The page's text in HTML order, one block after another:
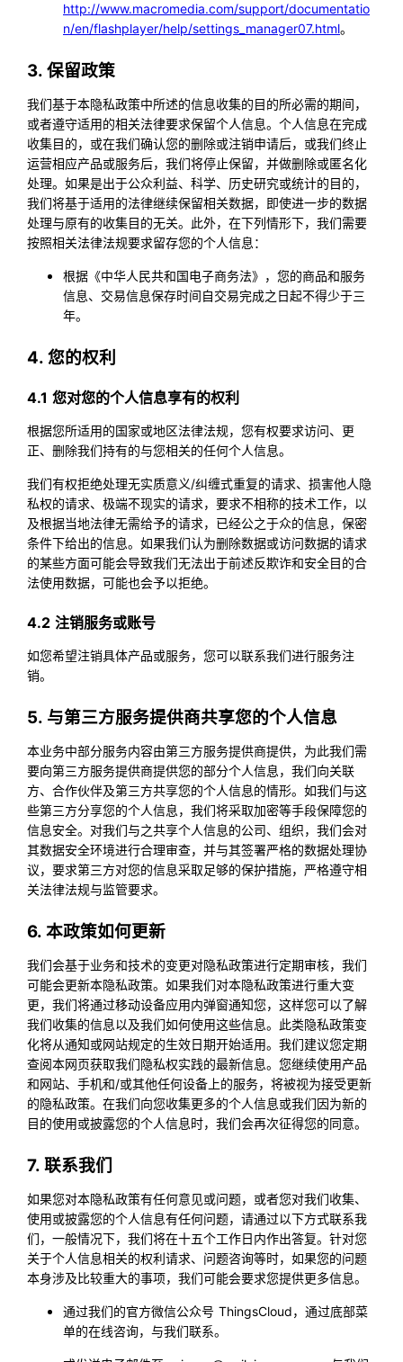
http://www.macromedia.com/support/documentatio
n/en/flashplayer/help/settings_manager07.html。
3. 保留政策
我们基于本隐私政策中所述的信息收集的目的所必需的期间，
或者遵守适用的相关法律要求保留个人信息。个人信息在完成
收集目的，或在我们确认您的删除或注销申请后，或我们终止
运营相应产品或服务后，我们将停止保留，并做删除或匿名化
处理。如果是出于公众利益、科学、历史研究或统计的目的，
我们将基于适用的法律继续保留相关数据，即使进一步的数据
处理与原有的收集目的无关。此外，在下列情形下，我们需要
按照相关法律法规要求留存您的个人信息：
根据《中华人民共和国电子商务法》，您的商品和服务
信息、交易信息保存时间自交易完成之日起不得少于三
年。
4. 您的权利
4.1 您对您的个人信息享有的权利
根据您所适用的国家或地区法律法规，您有权要求访问、更
正、删除我们持有的与您相关的任何个人信息。
我们有权拒绝处理无实质意义/纠缠式重复的请求、损害他人隐
私权的请求、极端不现实的请求，要求不相称的技术工作，以
及根据当地法律无需给予的请求，已经公之于众的信息，保密
条件下给出的信息。如果我们认为删除数据或访问数据的请求
的某些方面可能会导致我们无法出于前述反欺诈和安全目的合
法使用数据，可能也会予以拒绝。
4.2 注销服务或账号
如您希望注销具体产品或服务，您可以联系我们进行服务注
销。
5. 与第三方服务提供商共享您的个人信息
本业务中部分服务内容由第三方服务提供商提供，为此我们需
要向第三方服务提供商提供您的部分个人信息，我们向关联
方、合作伙伴及第三方共享您的个人信息的情形。如我们与这
些第三方分享您的个人信息，我们将采取加密等手段保障您的
信息安全。对我们与之共享个人信息的公司、组织，我们会对
其数据安全环境进行合理审查，并与其签署严格的数据处理协
议，要求第三方对您的信息采取足够的保护措施，严格遵守相
关法律法规与监管要求。
6. 本政策如何更新
我们会基于业务和技术的变更对隐私政策进行定期审核，我们
可能会更新本隐私政策。如果我们对本隐私政策进行重大变
更，我们将通过移动设备应用内弹窗通知您，这样您可以了解
我们收集的信息以及我们如何使用这些信息。此类隐私政策变
化将从通知或网站规定的生效日期开始适用。我们建议您定期
查阅本网页获取我们隐私权实践的最新信息。您继续使用产品
和网站、手机和/或其他任何设备上的服务，将被视为接受更新
的隐私政策。在我们向您收集更多的个人信息或我们因为新的
目的使用或披露您的个人信息时，我们会再次征得您的同意。
7. 联系我们
如果您对本隐私政策有任何意见或问题，或者您对我们收集、
使用或披露您的个人信息有任何问题，请通过以下方式联系我
们，一般情况下，我们将在十五个工作日内作出答复。针对您
关于个人信息相关的权利请求、问题咨询等时，如果您的问题
本身涉及比较重大的事项，我们可能会要求您提供更多信息。
通过我们的官方微信公众号 ThingsCloud，通过底部菜
单的在线咨询，与我们联系。